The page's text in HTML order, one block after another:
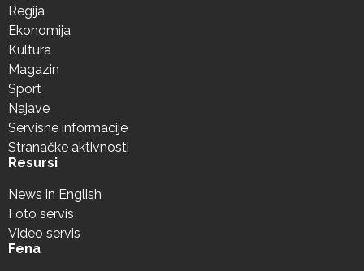
Regija
Ekonomija
Kultura
Magazin
Sport
Najave
Servisne informacije
Stranačke aktivnosti
Resursi
News in English
Foto servis
Video servis
Fena